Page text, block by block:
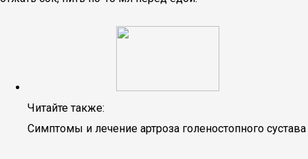
Читайте также:
Симптомы и лечение артроза голеностопного сустава